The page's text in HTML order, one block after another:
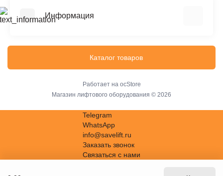
Информация
Информация о доставке
Политика безопасности
Условия соглашения
Связаться с нами
Каталог товаров
Работает на ocStore
Магазин лифтового оборудования © 2026
Telegram
WhatsApp
info@savelift.ru
Заказать звонок
Связаться с нами